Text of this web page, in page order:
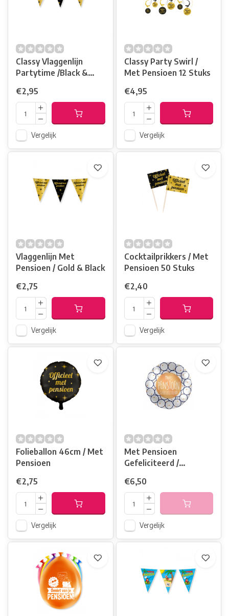
Classy Vlaggenlijn
Partytime /Black &
€2,95
Vergelijk
Classy Party Swirl /
Met Pensioen 12 Stuks
€4,95
Vergelijk
Vlaggenlijn Met
Pensioen / Gold & Black
€2,75
Vergelijk
Cocktailprikkers / Met
Pensioen 50 Stuks
€2,40
Vergelijk
Folieballon 46cm / Met
Pensioen
€2,75
Vergelijk
Met Pensioen
Gefeliciteerd /
€6,50
Vergelijk